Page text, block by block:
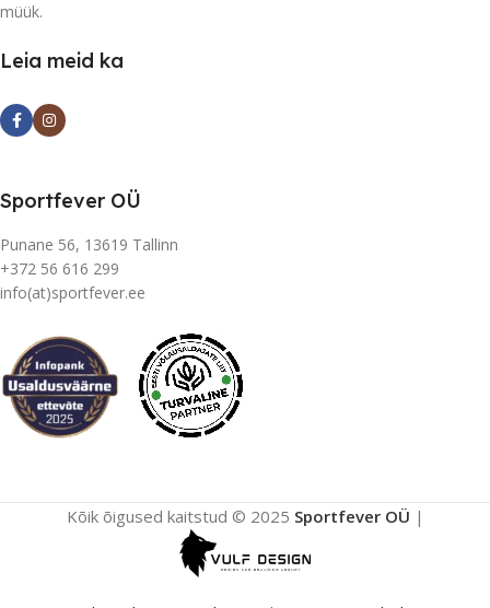
müük.
Leia meid ka
Sportfever OÜ
Punane 56, 13619 Tallinn
+372 56 616 299
info(at)sportfever.ee
Kõik õigused kaitstud © 2025 Sportfever OÜ |